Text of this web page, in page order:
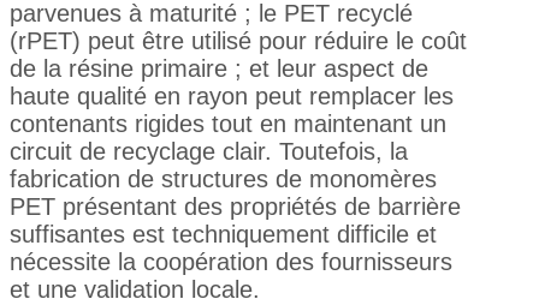
parvenues à maturité ; le PET recyclé
(rPET) peut être utilisé pour réduire le coût
de la résine primaire ; et leur aspect de
haute qualité en rayon peut remplacer les
contenants rigides tout en maintenant un
circuit de recyclage clair. Toutefois, la
fabrication de structures de monomères
PET présentant des propriétés de barrière
suffisantes est techniquement difficile et
nécessite la coopération des fournisseurs
et une validation locale.